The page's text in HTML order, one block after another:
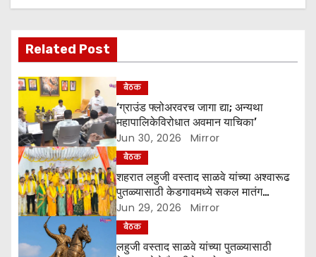
v
i
g
a
t
i
o
n
Related Post
बैठक
‘ग्राउंड फ्लोअरवरच जागा द्या; अन्यथा
महापालिकेविरोधात अवमान याचिका’
Jun 30, 2026 Mirror
बैठक
शहरात लहुजी वस्ताद साळवे यांच्या अश्‍वारूढ
पुतळ्यासाठी केडगावमध्ये सकल मातंग
समाजाची एकजुट
Jun 29, 2026 Mirror
बैठक
लहुजी वस्ताद साळवे यांच्या पुतळ्यासाठी